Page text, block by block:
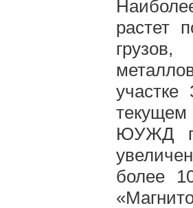
растет
участке
ЮУЖД
более